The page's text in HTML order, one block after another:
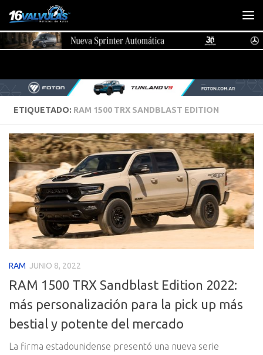
Saltar al contenido
ETIQUETADO: RAM 1500 TRX SANDBLAST EDITION
RAM JUNIO 8, 2022
RAM 1500 TRX Sandblast Edition 2022:
más personalización para la pick up más
bestial y potente del mercado
La firma estadounidense presentó una nueva serie